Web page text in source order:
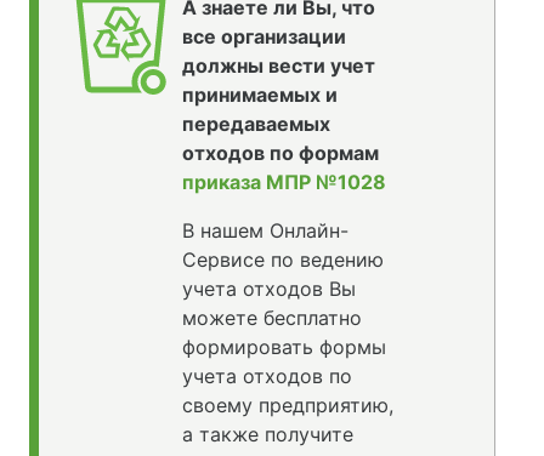
А знаете ли Вы, что
все организации
должны вести учет
принимаемых и
передаваемых
отходов по формам
приказа МПР №1028
В нашем Онлайн-
Сервисе по ведению
учета отходов Вы
можете бесплатно
формировать формы
учета отходов по
своему предприятию,
а также получите